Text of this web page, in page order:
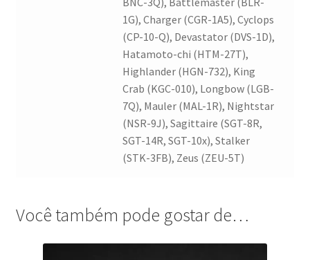
1G), Charger (CGR-1A5), Cyclops
(CP-10-Q), Devastator (DVS-1D),
Hatamoto-chi (HTM-27T),
Highlander (HGN-732), King
Crab (KGC-010), Longbow (LGB-
7Q), Mauler (MAL-1R), Nightstar
(NSR-9J), Sagittaire (SGT-8R,
SGT-14R, SGT-10x), Stalker
(STK-3FB), Zeus (ZEU-5T)
Você também pode gostar de…